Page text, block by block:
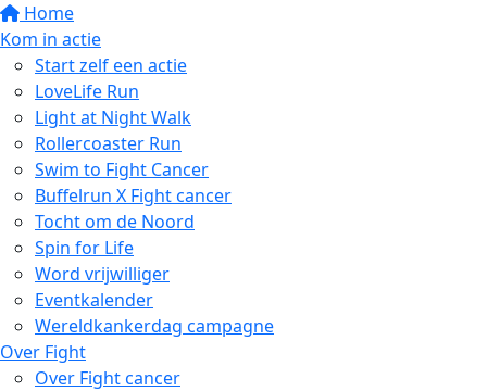
Home
Kom in actie
Start zelf een actie
LoveLife Run
Light at Night Walk
Rollercoaster Run
Swim to Fight Cancer
Buffelrun X Fight cancer
Tocht om de Noord
Spin for Life
Word vrijwilliger
Eventkalender
Wereldkankerdag campagne
Over Fight
Over Fight cancer